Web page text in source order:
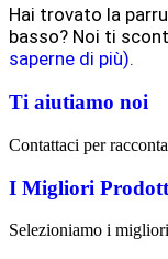
Hai trovato la
basso? Noi ti
saperne di più).
Ti aiutiamo noi
Contattaci per
I Migliori
Selezioniamo i